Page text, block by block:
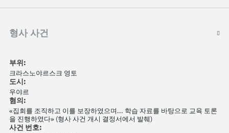
형사 사건
부위:
크라스노야르스크 영토
도시:
우야르
혐의:
«집회를 조직하고 이를 보장하였으며... 학습 자료를 바탕으로 교육 토론
을 진행하였다» (형사 사건 개시 결정서에서 발췌)
사건 번호: